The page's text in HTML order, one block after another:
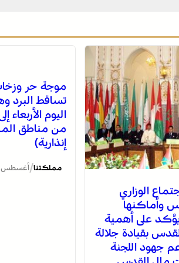
الوزاري
وأماكنها
على أهمية
بقيادة جلالة
جهود اللجنة
موجة حر
تساقط البرد
اليوم
من مناطق
إنذارية)
مملكتنا/ أغسطس 5, 2026